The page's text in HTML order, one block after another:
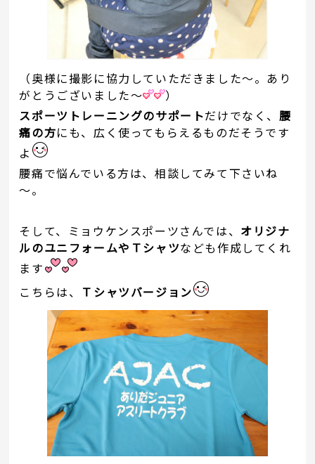
（奥様に撮影に協力していただきました～。あり
がとうございました～
）
スポーツトレーニングのサポートだけでなく、 腰
痛の方にも、広く使ってもらえるものだそうです
よ
腰痛で悩んでいる方は、相談してみて下さいね
～。
そして、ミョウケンスポーツさんでは、 オリジナ
ルのユニフォームやＴシャツなども作成してくれ
ます
こちらは、
Ｔシャツバージョン